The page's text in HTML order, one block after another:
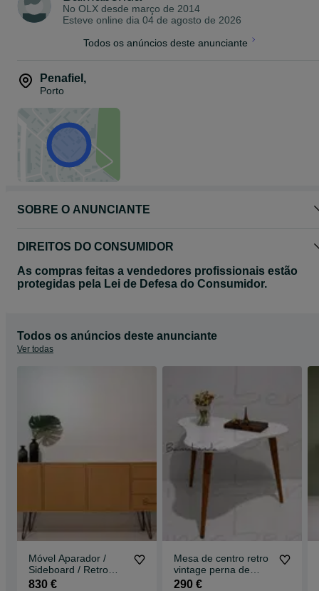
Possibilidade de entrega em todo o país mediante orçamento
(Portugal Continental)
Veja os meus outros anúncios (modelos).
No OLX desde março de 2014
Esteve online dia 04 de agosto de 2026
Todos os anúncios deste anunciante
Penafiel ,
Porto
SOBRE O ANUNCIANTE
DIREITOS DO CONSUMIDOR
As compras feitas a vendedores profissionais estão
protegidas pela Lei de Defesa do Consumidor.
Todos os anúncios deste anunciante
Ver todas
Móvel Aparador /
Sideboard / Retro
Vintage / Estilo
830 €
Mesa de centro retro
vintage perna de
palito
290 €